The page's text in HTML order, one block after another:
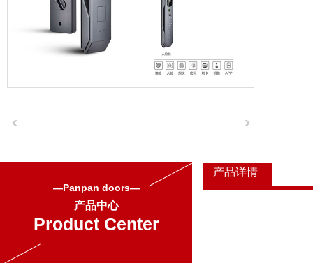
—Panpan doors—
产品中心
Product Center
产品详情